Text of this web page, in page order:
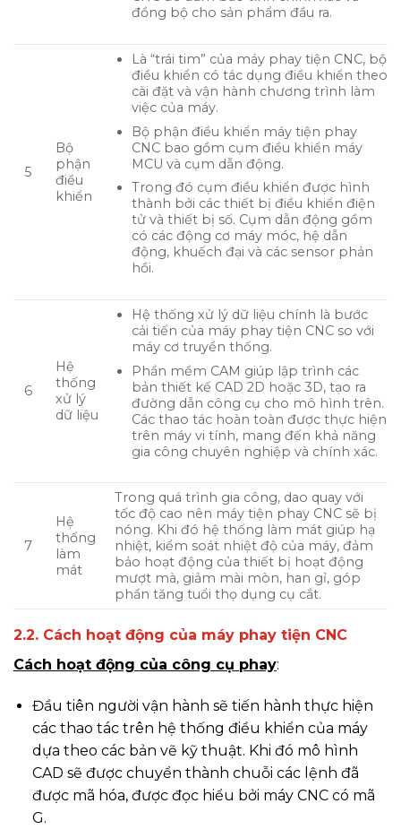
đồng bộ cho sản phẩm đầu ra.
5
Bộ
phận
điều
khiển
Là “trái tim” của máy phay tiện CNC, bộ
điều khiển có tác dụng điều khiển theo
cài đặt và vận hành chương trình làm
việc của máy.
Bộ phận điều khiển máy tiện phay
CNC bao gồm cụm điều khiển máy
MCU và cụm dẫn động.
Trong đó cụm điều khiển được hình
thành bởi các thiết bị điều khiển điện
tử và thiết bị số. Cụm dẫn động gồm
có các động cơ máy móc, hệ dẫn
động, khuếch đại và các sensor phản
hồi.
6
Hệ
thống
xử lý
dữ liệu
Hệ thống xử lý dữ liệu chính là bước
cải tiến của máy phay tiện CNC so với
máy cơ truyền thống.
Phần mềm CAM giúp lập trình các
bản thiết kế CAD 2D hoặc 3D, tạo ra
đường dẫn công cụ cho mô hình trên.
Các thao tác hoàn toàn được thực hiện
trên máy vi tính, mang đến khả năng
gia công chuyên nghiệp và chính xác.
7
Hệ
thống
làm
mát
Trong quá trình gia công, dao quay với
tốc độ cao nên máy tiện phay CNC sẽ bị
nóng. Khi đó hệ thống làm mát giúp hạ
nhiệt, kiểm soát nhiệt độ của máy, đảm
bảo hoạt động của thiết bị hoạt động
mượt mà, giảm mài mòn, han gỉ, góp
phần tăng tuổi thọ dụng cụ cắt.
2.2. Cách hoạt động của máy phay tiện CNC
Cách hoạt động của công cụ phay:
Đầu tiên người vận hành sẽ tiến hành thực hiện
các thao tác trên hệ thống điều khiển của máy
dựa theo các bản vẽ kỹ thuật. Khi đó mô hình
CAD sẽ được chuyển thành chuỗi các lệnh đã
được mã hóa, được đọc hiểu bởi máy CNC có mã
G.